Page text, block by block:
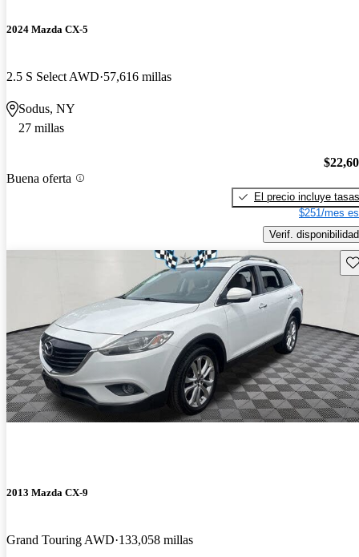
2024 Mazda CX-5
2.5 S Select AWD 57,616 millas
Sodus, NY
27 millas
Buena oferta
El precio incluye tasas
$251/mes
Verif. disponibilidad
2013 Mazda CX-9
Grand Touring AWD 133,058 millas